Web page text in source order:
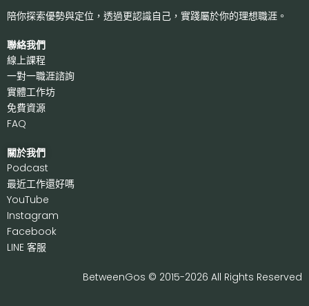
陪你探索優勢與定位，透過更認識自己， 實踐屬於你的理想職涯。
聯絡我們
線上課程
一對一職涯諮詢
實體工作坊
免費資源
FAQ
關於我們
Podcast
最近工作還好嗎
YouTube
Instagram
Facebook
LINE 客服
BetweenGos © 2015-2026 All Rights Reserved